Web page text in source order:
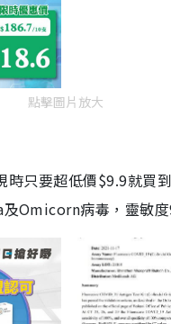
點擊圖片放大
只要超低價$9.9就買
Omicorn病毒，靈敏